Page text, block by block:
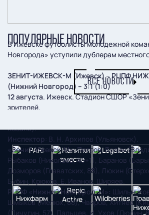
В Ижевске футболисты молодежной
Новгорода» уступили дублерам
ЗЕНИТ-ИЖЕВСК-М (Ижевск) – РЦПФ
(Нижний Новгород) – 3:1 (1:0)
12 августа. Ижевск. Стадион СШОР
зрителей.
Казань).
Инспектор: В. Н. Архипов (Ульяновск).
«Зенит-Ижевск-М»: Петров, Будин
Рыбаков (Николаев, 45+1), Баранов
Дозморов (Главатских, 88), Люкин
Бубин, Крюков, Е. Иванов, Ширяев.
РЦПФ «Нижний Новгород-М»:
Шмыков (Мелюх, 88), Чвиров, Хитяев
(Пичугин, 57), Пальцев, И. Ухов (Дюдин,
ПОПУЛЯРНЫЕ НОВОСТИ
ВСЕ НОВОСТИ